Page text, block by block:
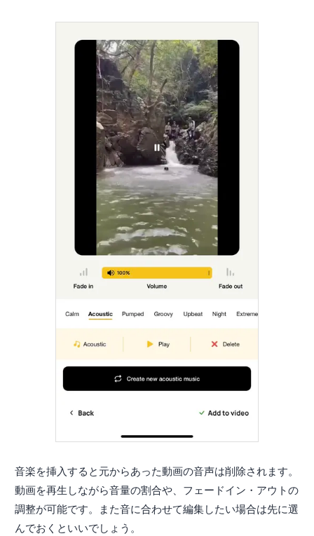
音楽を挿入すると元からあった動画の音声は削除されます。
動画を再生しながら音量の割合や、フェードイン・アウトの
調整が可能です。また音に合わせて編集したい場合は先に選
んでおくといいでしょう。